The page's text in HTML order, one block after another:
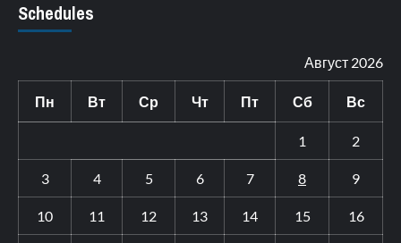
Schedules
Август 2026
Пн Вт Ср Чт Пт Сб Вс
1 2
3 4 5 6 7 8 9
10 11 12 13 14 15 16